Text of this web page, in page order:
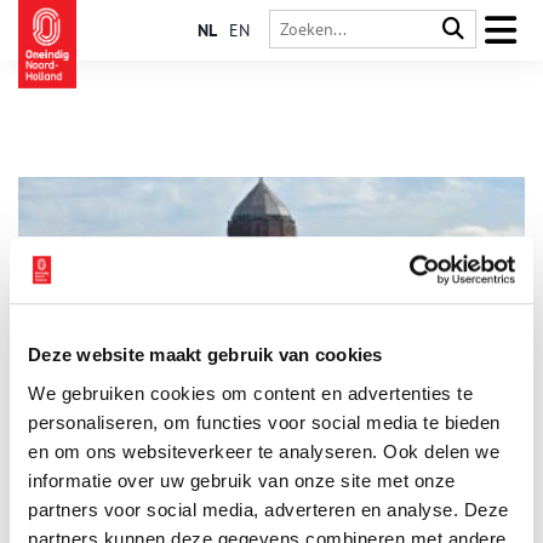
Deze website maakt gebruik van cookies
We gebruiken cookies om content en advertenties te
personaliseren, om functies voor social media te bieden
en om ons websiteverkeer te analyseren. Ook delen we
informatie over uw gebruik van onze site met onze
partners voor social media, adverteren en analyse. Deze
partners kunnen deze gegevens combineren met andere
NL EN
De watertoren in Wieringerwaard is een architectonische parel
met een rijke geschiedenis. De toren werd ontworpen door de
architecten B.F. van Nieveld en W. Mensert en gebouwd tussen
1927 en 1928. Met een hoogte van 51,3 meter is het de
hoogste watertoren van Noord-Holland. Tot 1996 vervulde hij
zijn oorspronkelijke functie als watertoren. Een jaar later kwam
het markante bouwwerk in particuliere handen. Voor veel